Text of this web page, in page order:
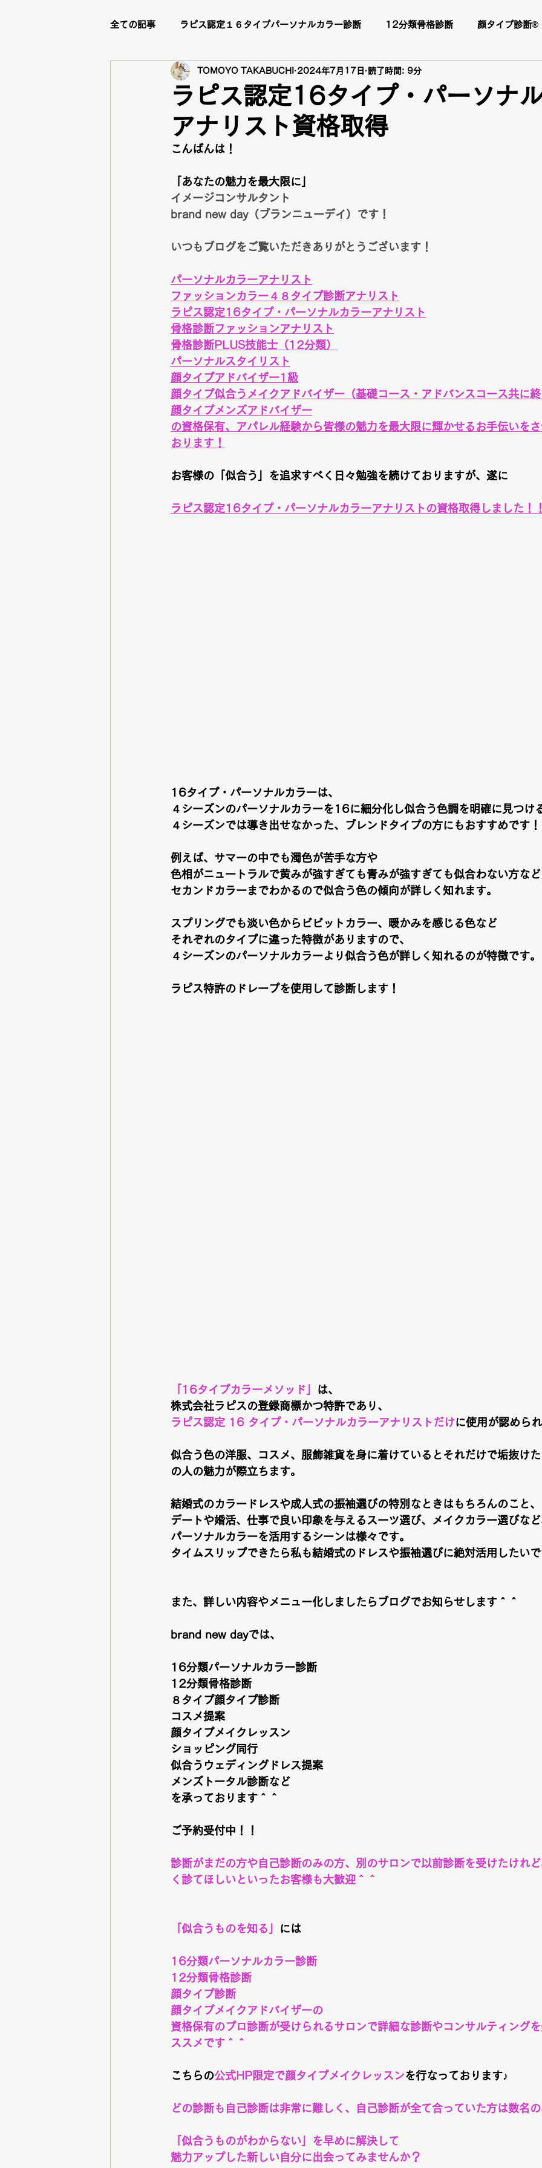
全ての記事 ラピス認定１６タイプパーソナルカラー診断 12分類骨格診断 顔タイプ診断®️
ビフォーアフター リピーター様 お客様の感想 口コミ
ステージアップブランディング講座 1DAY垢抜けプレミアムトータル診断・メイクレッスン・
グループ診断 骨格診断 顔タイプ診断 ショッピング同行
ラピス認定16タイプ・パーソナ
アナリスト資格取得
TOMOYO TAKABUCHI 2024年7月17日 読了時間: 9分
こんばんは！
「あなたの魅力を最大限に」
イメージコンサルタント
brand new day（ブランニューデイ）です！
いつもブログをご覧いただきありがとうございます！
パーソナルカラーアナリスト
ファッションカラー４８タイプ診断アナリスト
ラピス認定16タイプ・パーソナルカラーアナリスト
骨格診断ファッションアナリスト
骨格診断PLUS技能士（12分類）
パーソナルスタイリスト
顔タイプアドバイザー1級
顔タイプ似合うメイクアドバイザー（基礎コース・アドバンスコース共に終
顔タイプメンズアドバイザー
の資格保有、アパレル経験から皆様の魅力を最大限に輝かせるお手伝いを
おります！
お客様の「似合う」を追求すべく日々勉強を続けておりますが、遂に
ラピス認定16タイプ・パーソナルカラーアナリストの資格取得しました！！
16タイプ・パーソナルカラーは、
４シーズンのパーソナルカラーを16に細分化し似合う色調を明確に見つけ
４シーズンでは導き出せなかった、ブレンドタイプの方にもおすすめです！
例えば、サマーの中でも濁色が苦手な方や
色相がニュートラルで黄みが強すぎても青みが強すぎても似合わない方など
セカンドカラーまでわかるので似合う色の傾向が詳しく知れます。
スプリングでも淡い色からビビットカラー、暖かみを感じる色など
それぞれのタイプに違った特徴がありますので、
４シーズンのパーソナルカラーより似合う色が詳しく知れるのが特徴です。
ラピス特許のドレープを使用して診断します！
「16タイプカラーメソッド」
は、
株式会社ラピスの登録商標かつ特許であり、
ラピス認定 16 タイプ・パーソナルカラーアナリストだけに使用が認められ
似合う色の洋服、コスメ、服飾雑貨を身に着けているとそれだけで垢抜け
の人の魅力が際立ちます。
結婚式のカラードレスや成人式の振袖選びの特別なときはもちろんのこと、
デートや婚活、仕事で良い印象を与えるスーツ選び、メイクカラー選びなど
パーソナルカラーを活用するシーンは様々です。
タイムスリップできたら私も結婚式のドレスや振袖選びに絶対活用したいで
また、詳しい内容やメニュー化しましたらブログでお知らせします＾＾
brand new dayでは、
16分類パーソナルカラー診断
12分類骨格診断
８タイプ顔タイプ診断
コスメ提案
顔タイプメイクレッスン
ショッピング同行
似合うウェディングドレス提案
メンズトータル診断など
を承っております＾＾
ご予約受付中！！
診断がまだの方や自己診断のみの方、別のサロンで以前診断を受けたけれ
く診てほしいといったお客様も大歓迎＾＾
「似合うものを知る」 には
16分類パーソナルカラー診断
12分類骨格診断
顔タイプ診断
顔タイプメイクアドバイザーの
資格保有のプロ診断が受けられるサロンで詳細な診断やコンサルティング
ススメです＾＾
こちらの公式HP限定で顔タイプメイクレッスンを行なっております♪
どの診断も自己診断は非常に難しく、自己診断が全て合っていた方は数名の
「似合うものがわからない」を早めに解決して
魅力アップした新しい自分に出会ってみませんか？